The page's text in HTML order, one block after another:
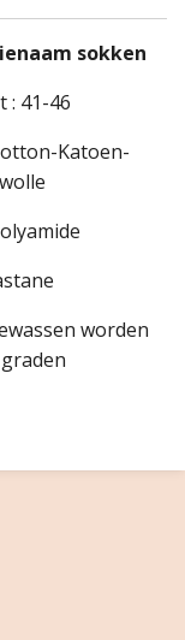
sokken
: 41-46
Katoen-
worden